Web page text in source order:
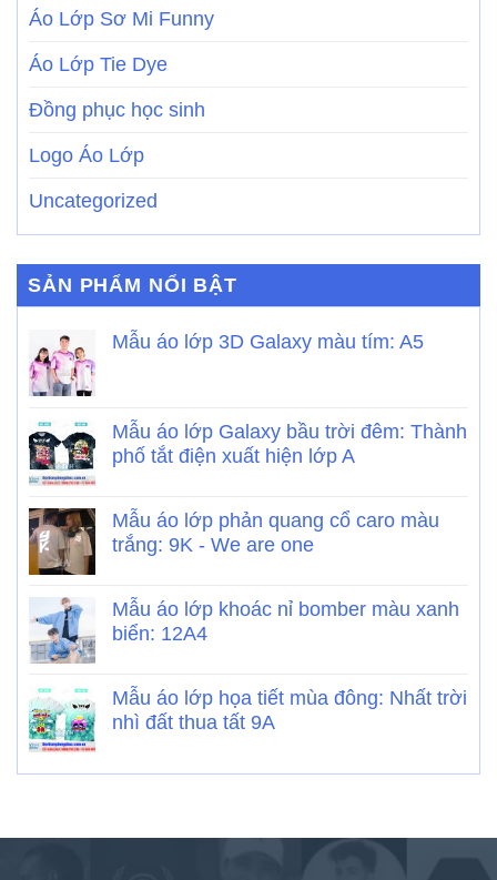
Áo Lớp Sơ Mi Funny
Áo Lớp Tie Dye
Đồng phục học sinh
Logo Áo Lớp
Uncategorized
SẢN PHẨM NỔI BẬT
Mẫu áo lớp 3D Galaxy màu tím: A5
Mẫu áo lớp Galaxy bầu trời đêm: Thành
phố tắt điện xuất hiện lớp A
Mẫu áo lớp phản quang cổ caro màu
trắng: 9K - We are one
Mẫu áo lớp khoác nỉ bomber màu xanh
biển: 12A4
Mẫu áo lớp họa tiết mùa đông: Nhất trời
nhì đất thua tất 9A